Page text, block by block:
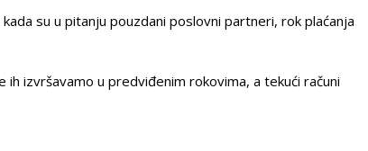
su u pitanju pouzdani poslovni partneri, rok plaćanja
izvršavamo u predviđenim rokovima, a tekući računi